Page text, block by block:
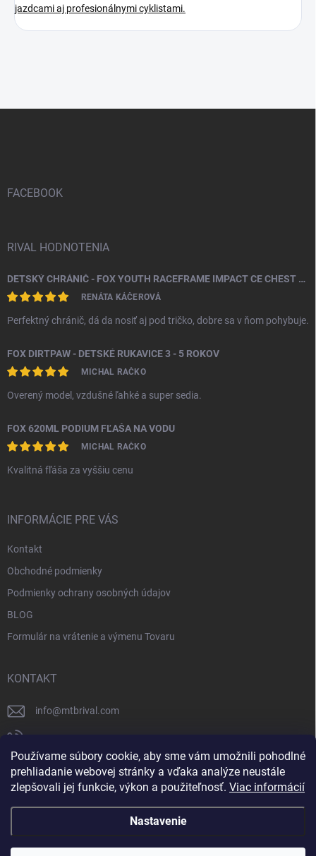
Používame súbory cookie, aby sme vám umožnili pohodlné
prehliadanie webovej stránky a vďaka analýze neustále
zlepšovali jej funkcie, výkon a použiteľnosť. Viac informácií
Nastavenie
jazdcami aj profesionálnymi cyklistami.
FACEBOOK
RIVAL HODNOTENIA
DETSKÝ CHRÁNIČ - FOX YOUTH RACEFRAME IMPACT CE CHEST GUARD
RENÁTA KÁČEROVÁ
Perfektný chránič, dá da nosiť aj pod tričko, dobre sa v ňom pohybuje.
FOX DIRTPAW - DETSKÉ RUKAVICE 3 - 5 ROKOV
MICHAL RAČKO
Overený model, vzdušné ľahké a super sedia.
FOX 620ML PODIUM FĽAŠA NA VODU
MICHAL RAČKO
Kvalitná fľáša za vyššiu cenu
INFORMÁCIE PRE VÁS
Kontakt
Obchodné podmienky
Podmienky ochrany osobných údajov
BLOG
Formulár na vrátenie a výmenu Tovaru
KONTAKT
info@mtbrival.com
Náš Facebook
mtb_rival